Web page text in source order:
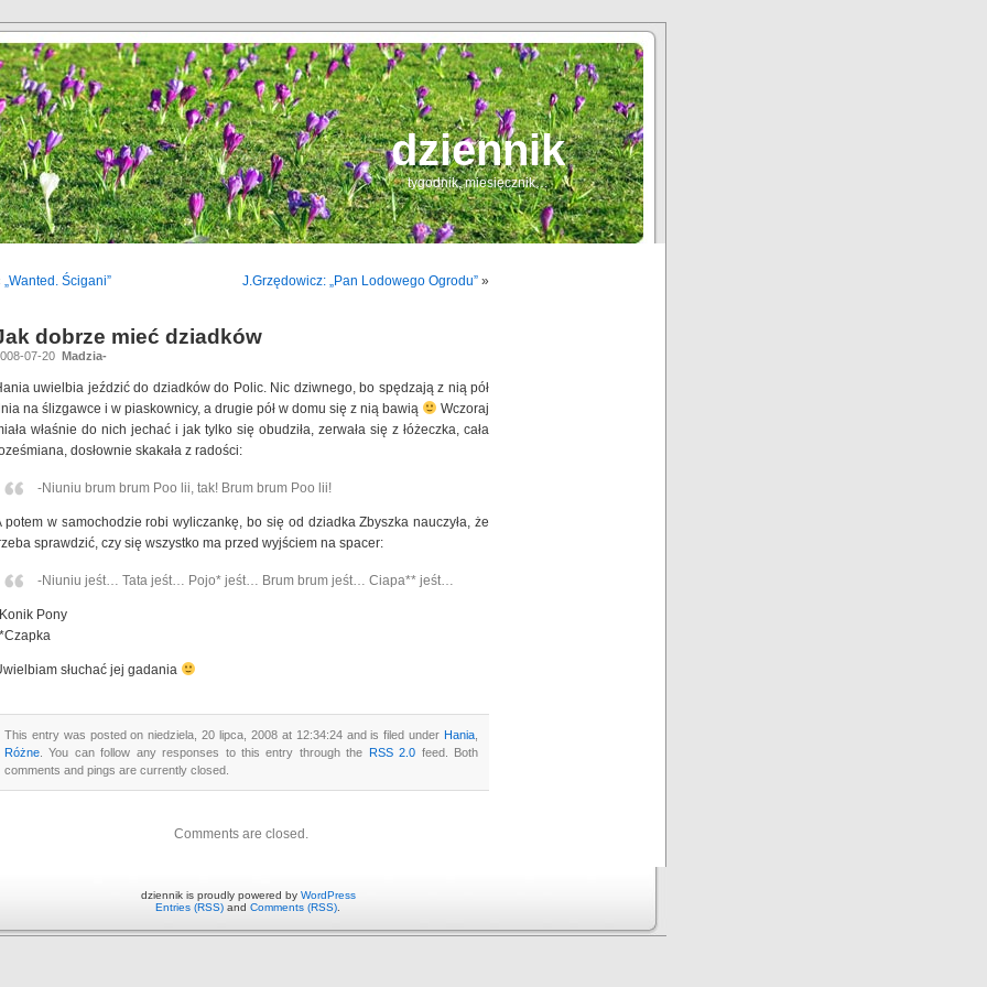
dziennik
tygodnik, miesięcznik…
„Wanted. Ścigani” J.Grzędowicz: „Pan Lodowego Ogrodu” »
dobrze mieć dziadków
07-20 Madzia-
uwielbia jeździć do dziadków do Polic. Nic dziwnego, bo spędzają z nią pół
na ślizgawce i w piaskownicy, a drugie pół w domu się z nią bawią
Wczoraj
właśnie do nich jechać i jak tylko się obudziła, zerwała się z łóżeczka, cała
dosłownie skakała z radości:
-Niuniu brum brum Poo lii, tak! Brum brum Poo lii!
potem w samochodzie robi wyliczankę, bo się od dziadka Zbyszka nauczyła, że
sprawdzić, czy się wszystko ma przed wyjściem na spacer:
-Niuniu jeśt… Tata jeśt… Pojo* jeśt… Brum brum jeśt… Ciapa** jeśt…
Pony
słuchać jej gadania
This entry was posted on niedziela, 20 lipca, 2008 at 12:34:24 and is filed under Hania
Różne . You can follow any responses to this entry through the RSS 2.0 feed. Both
comments and pings are currently closed.
Comments are closed.
dziennik is proudly powered by WordPress
Entries (RSS) and Comments (RSS)